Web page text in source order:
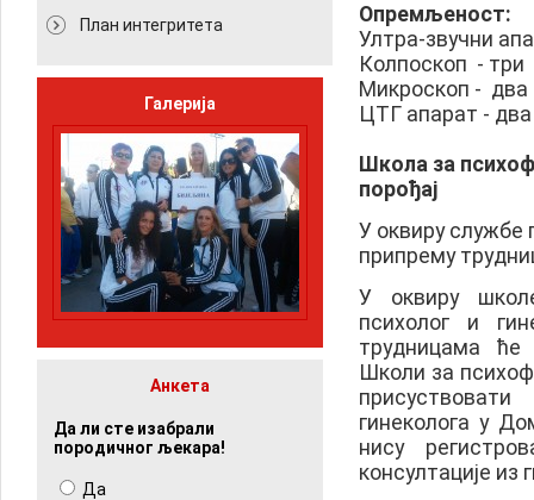
План интегритета
Галерија
Анкета
Да ли сте изабрали
породичног љекара!
Да
Опремљеност:
Ултра-звучни
Колпоскоп - три
Микроскоп - два
ЦТГ апарат - два
Школа за
порођај
У оквиру службе
припрему
У оквиру
психолог и
трудницама ће
Школи за
гинеколога у
нису
консултације из